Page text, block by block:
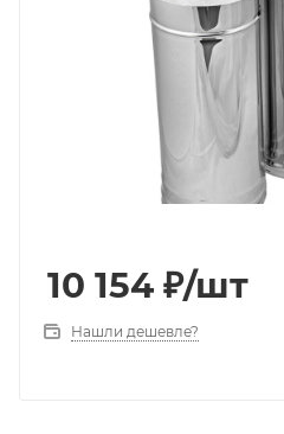
10 154 ₽/шт
Нашли дешевле?